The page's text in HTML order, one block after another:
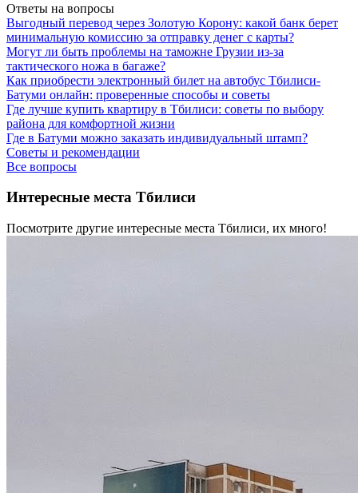
Ответы на вопросы
Выгодный перевод через Золотую Корону: какой банк берет
минимальную комиссию за отправку денег с карты?
Могут ли быть проблемы на таможне Грузии из-за
тактического ножа в багаже?
Как приобрести электронный билет на автобус Тбилиси-
Батуми онлайн: проверенные способы и советы
Где лучше купить квартиру в Тбилиси: советы по выбору
района для комфортной жизни
Где в Батуми можно заказать индивидуальный штамп?
Советы и рекомендации
Все вопросы
Интересные места Тбилиси
Посмотрите другие интересные места Тбилиси, их много!